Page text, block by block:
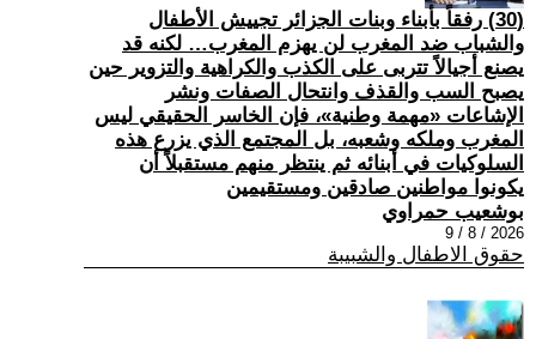
(30) رفقاً بأبناء وبنات الجزائر تجييش الأطفال
والشباب ضد المغرب لن يهزم المغرب… لكنه قد
يصنع أجيالاً تتربى على الكذب والكراهية والتزوير حين
يصبح السب والقذف وانتحال الصفات ونشر
الإشاعات «مهمة وطنية»، فإن الخاسر الحقيقي ليس
المغرب وملكه وشعبه، بل المجتمع الذي يزرع هذه
السلوكيات في أبنائه ثم ينتظر منهم مستقبلاً أن
يكونوا مواطنين صادقين ومستقيمين
بوشعيب حمراوي
2026 / 8 / 9
حقوق الاطفال والشبيبة